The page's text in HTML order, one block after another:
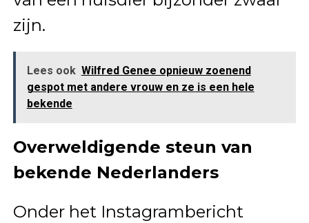
zijn.
Lees ook Wilfred Genee opnieuw zoenend
gespot met andere vrouw en ze is een hele
bekende
Overweldigende steun van
bekende Nederlanders
Onder het Instagrambericht